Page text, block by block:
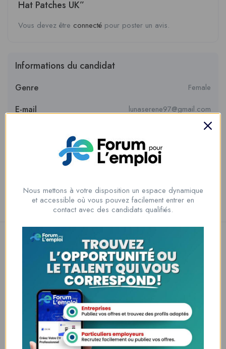
Hat Patches UK”
Vous devez être connecté pour poster un avis.
Informations du candidat
Genre Female
E-mail lunaserene97@gmail.com
9292013767
Private Message
Nous contacter
00228 91917788
la solution idéale pour tous ceux qui cherchent à se connecter au
Nous mettons à votre disposition un espace dynamique
et accessible où vous pouvez facilement entrer en
contact avec des candidats qualifiés.